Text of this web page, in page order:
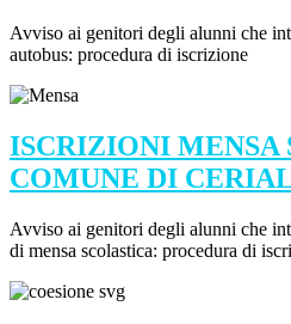
Avviso ai genitori degli alunni che
autobus: procedura di iscrizione
ISCRIZIONI MENSA
COMUNE DI
Avviso ai genitori degli alunni che
di mensa scolastica: procedura di